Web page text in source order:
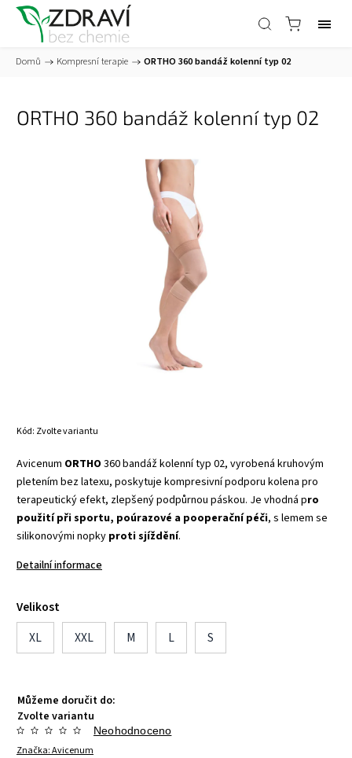
Domů / Kompresní terapie / ORTHO 360 bandáž kolenní typ 02
ORTHO 360 bandáž kolenní typ 02
Kód: Zvolte variantu
Avicenum ORTHO 360 bandáž kolenní typ 02, vyrobená kruhovým
pletením bez latexu, poskytuje kompresivní podporu kolena pro
terapeutický efekt, zlepšený podpůrnou páskou. Je vhodná pro
použití při sportu, poúrazové a pooperační péči, s lemem se
silikonovými nopky protisjíždění.
Detailní informace
Velikost
XL
XXL M L S
Můžeme doručit do:
Zvolte variantu
Značka:Avicenum
Neohodnoceno